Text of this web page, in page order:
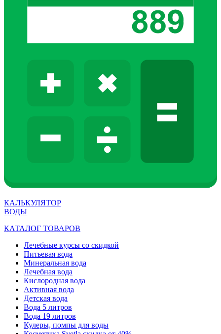
КАЛЬКУЛЯТОР
ВОДЫ
КАТАЛОГ ТОВАРОВ
Лечебные курсы со скидкой
Питьевая вода
Минеральная вода
Лечебная вода
Кислородная вода
Активная вода
Детская вода
Вода 5 литров
Вода 19 литров
Кулеры, помпы для воды